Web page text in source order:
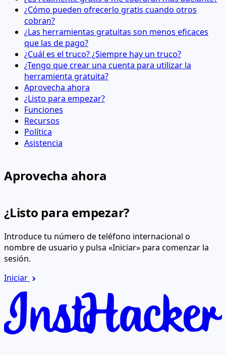
¿Cómo pueden ofrecerlo gratis cuando otros
cobran?
¿Las herramientas gratuitas son menos eficaces
que las de pago?
¿Cuál es el truco? ¿Siempre hay un truco?
¿Tengo que crear una cuenta para utilizar la
herramienta gratuita?
Aprovecha ahora
¿Listo para empezar?
Funciones
Recursos
Política
Asistencia
Aprovecha ahora
¿Listo para empezar?
Introduce tu número de teléfono internacional o
nombre de usuario y pulsa «Iniciar» para comenzar la
sesión.
Iniciar